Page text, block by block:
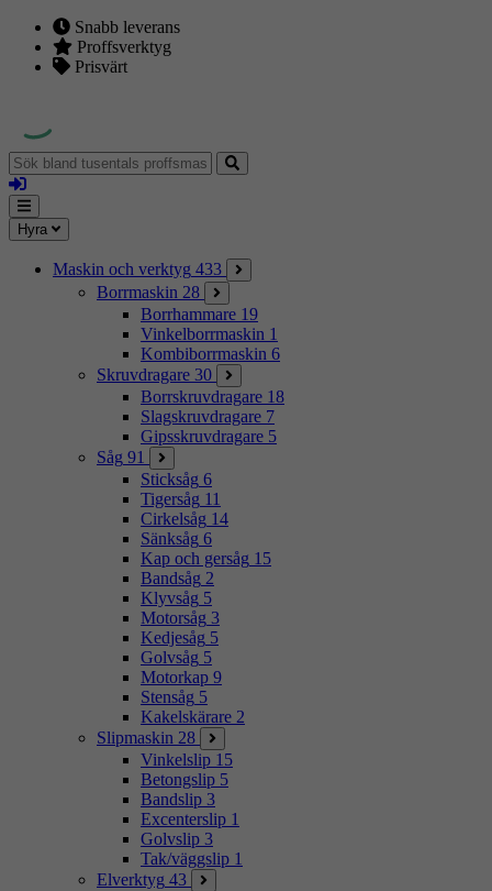
Snabb leverans
Proffsverktyg
Prisvärt
Sök
bland
tusentals
proffsmaskiner
Logga
in
Mina
sidor
Meny
Hyra
Maskin och verktyg 433
Borrmaskin 28
Borrhammare 19
Vinkelborrmaskin 1
Kombiborrmaskin 6
Skruvdragare 30
Borrskruvdragare 18
Slagskruvdragare 7
Gipsskruvdragare 5
Såg 91
Sticksåg 6
Tigersåg 11
Cirkelsåg 14
Sänksåg 6
Kap och gersåg 15
Bandsåg 2
Klyvsåg 5
Motorsåg 3
Kedjesåg 5
Golvsåg 5
Motorkap 9
Stensåg 5
Kakelskärare 2
Slipmaskin 28
Vinkelslip 15
Betongslip 5
Bandslip 3
Excenterslip 1
Golvslip 3
Tak/väggslip 1
Elverktyg 43